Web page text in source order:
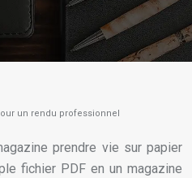
un rendu professionnel
prendre vie sur papier
fichier PDF en un magazine